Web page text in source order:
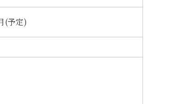
(予定)